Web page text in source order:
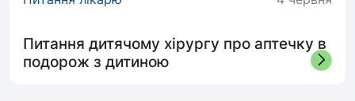
Питання дитячому хірургу про аптечку в
подорож з дитиною